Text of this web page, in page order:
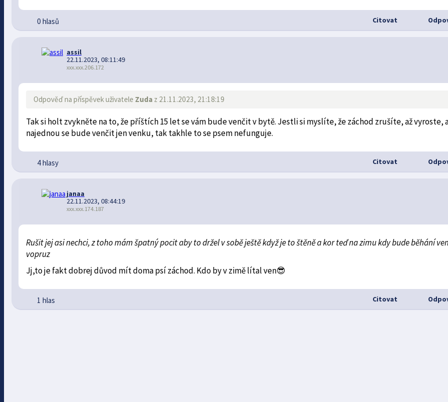
0 hlasů Citovat
assil
22.11.2023, 08:11:49
xxx.xxx.206.172
Odpověď na příspěvek uživatele Zuda z 21.11.2023, 21:18:19
Tak si holt zvykněte na to, že příštích 15 let se vám bude venčit v bytě. Jestli si myslíte, že záchod zrušíte, až vyroste,
najednou se bude venčit jen venku, tak takhle to se psem nefunguje.
4 hlasy Citovat
janaa
22.11.2023, 08:44:19
xxx.xxx.174.187
Rušit jej asi nechci, z toho mám špatný pocit aby to držel v sobě ještě když je to štěně a kor teď na zimu kdy bude běhání ven
vopruz
Jj,to je fakt dobrej důvod mít doma psí záchod. Kdo by v zimě lítal ven😎
1 hlas Citovat